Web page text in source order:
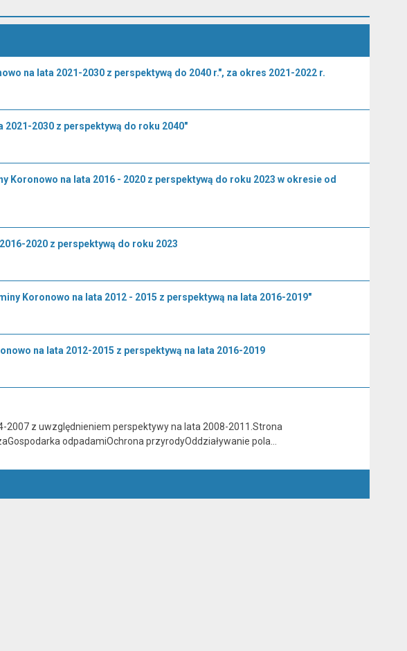
na lata 2021-2030 z perspektywą do 2040 r.", za okres 2021-2022 r.
2030 z perspektywą do roku 2040"
na lata 2016 - 2020 z perspektywą do roku 2023 w okresie od
2020 z perspektywą do roku 2023
Koronowo na lata 2012 - 2015 z perspektywą na lata 2016-2019"
na lata 2012-2015 z perspektywą na lata 2016-2019
2007 z uwzględnieniem perspektywy na lata 2008-2011.Strona
odpadamiOchrona przyrodyOddziaływanie pola…